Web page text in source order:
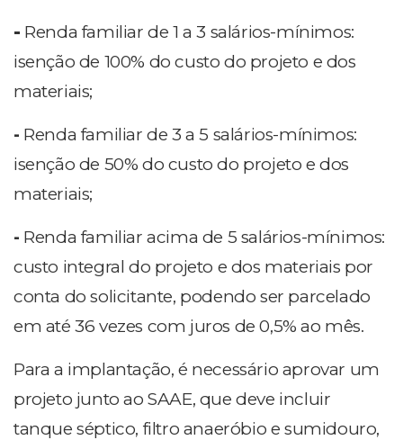
- Renda familiar de 1 a 3 salários-mínimos:
isenção de 100% do custo do projeto e dos
materiais;
- Renda familiar de 3 a 5 salários-mínimos:
isenção de 50% do custo do projeto e dos
materiais;
- Renda familiar acima de 5 salários-mínimos:
custo integral do projeto e dos materiais por
conta do solicitante, podendo ser parcelado
em até 36 vezes com juros de 0,5% ao mês.
Para a implantação, é necessário aprovar um
projeto junto ao SAAE, que deve incluir
tanque séptico, filtro anaeróbio e sumidouro,